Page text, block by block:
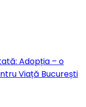
Adopția – o
Viață București